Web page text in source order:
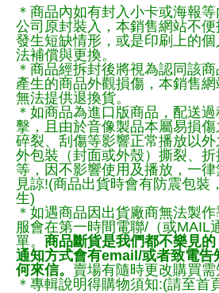
＊商品內如有封入小卡或海報
公司原封裝入，本銷售網站不
發生短缺情形，或是印刷上的
法補償與更換。
＊商品經拆封後將視為認同該
產生的商品外觀損傷，本銷售
無法提供退換貨。
＊如商品為進口版商品，配送
擊，且由於音像製品本屬易損
碎裂、刮傷等影響正常播放以
外包裝（封面或外殼）撕裂、
等，因不影響使用及播放，一
見諒!(商品出貨時會有防震包裝
生)
＊如遇商品因出貨廠商無法製
服會在第一時間電聯/（或MAIL
單。 商品斷貨是我們都不樂見
通知方式會有email/或者致電告
何來信。 賣場有隨時更改購買需
＊專輯說明得購物須知:(請至首